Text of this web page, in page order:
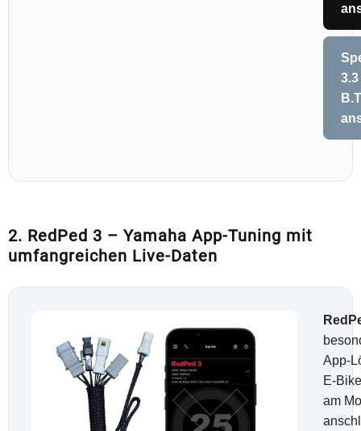
3.3
2. RedPed 3 – Yamaha App-Tuning mit
umfangreichen Live-Daten
App-
E-
am